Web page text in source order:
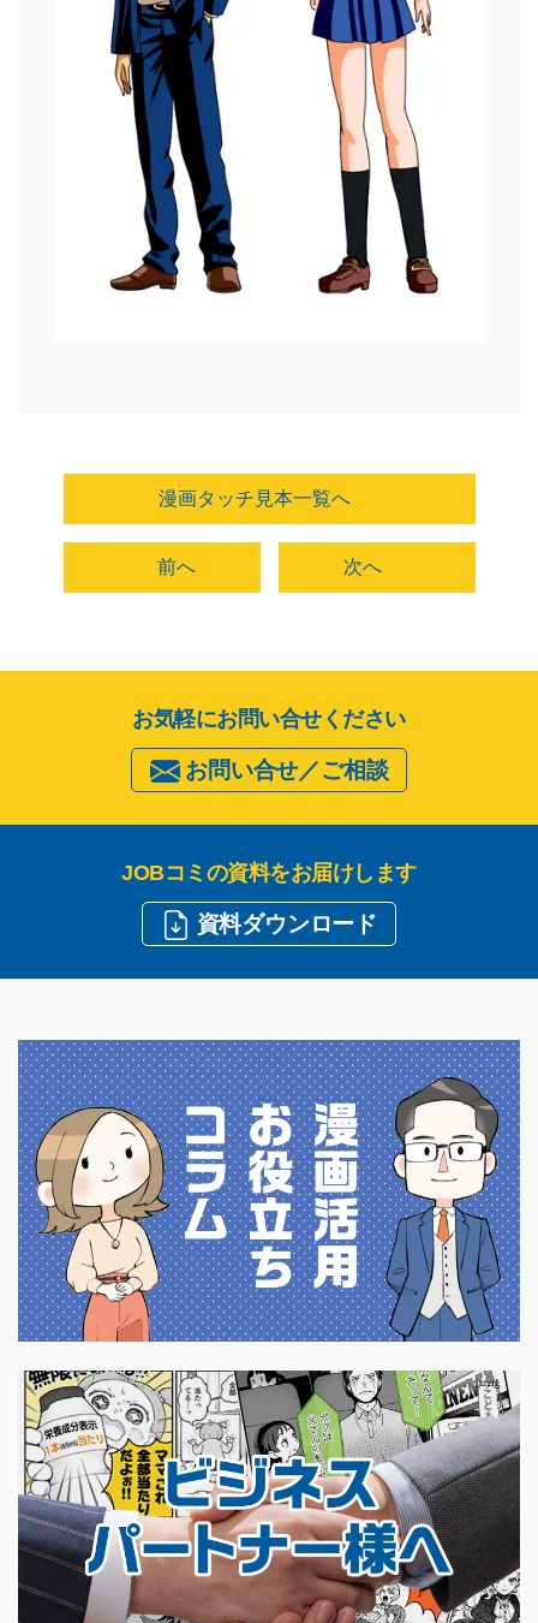
漫画タッチ見本一覧へ
前へ 次へ
お気軽にお問い合せください
お問い合せ／ご相談
JOBコミの資料をお届けします
資料ダウンロード